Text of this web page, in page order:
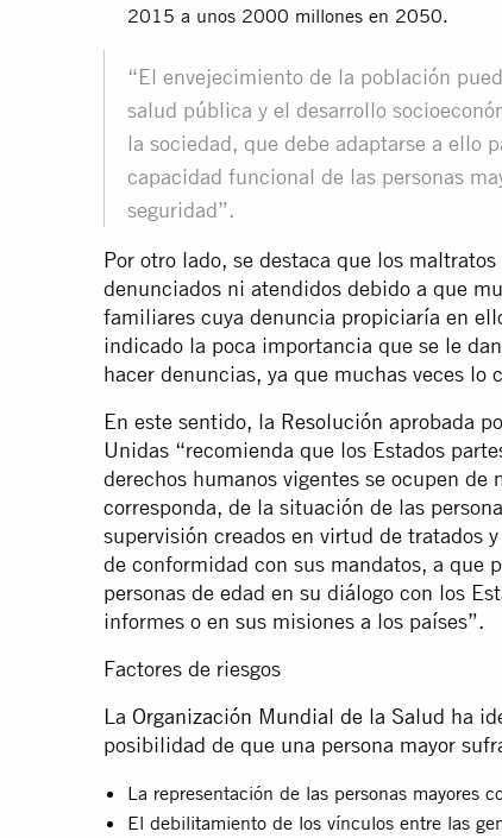
2015 a unos 2000 millones en 2050.
“El envejecimiento de la población
salud pública y el desarrollo
la sociedad, que debe adaptarse a ello
capacidad funcional de las personas
seguridad”.
Por otro lado, se destaca que los
denunciados ni atendidos debido a que
familiares cuya denuncia propiciaría en
indicado la poca importancia que se le
hacer denuncias, ya que muchas veces lo
En este sentido, la Resolución aprobada
Unidas “recomienda que los Estados
derechos humanos vigentes se ocupen
corresponda, de la situación de las
supervisión creados en virtud de tratados
de conformidad con sus mandatos, a que
personas de edad en su diálogo con los
informes o en sus misiones a los países”.
Factores de riesgos
La Organización Mundial de la Salud ha
posibilidad de que una persona mayor
La representación de las personas mayores
El debilitamiento de los vínculos entre las